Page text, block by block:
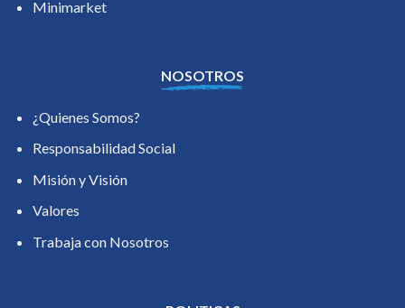
Minimarket
NOSOTROS
¿Quienes Somos?
Responsabilidad Social
Misión y Visión
Valores
Trabaja con Nosotros